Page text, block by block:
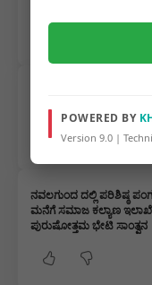
ನಾಗರಿಕ ಸಮಾಜ
ನವಲಗುಂದ ದಲ್ಲಿ ಪರಿಶಿಷ್ಠ
ಮನೆಗೆ ಸಮಾಜ ಕಲ್ಯಾಣ
ಪುರುಷೋತ್ತಮ ಭೇಟಿ ಸಾಂತ್ವನ
POWERED BY
Version 9.0 |